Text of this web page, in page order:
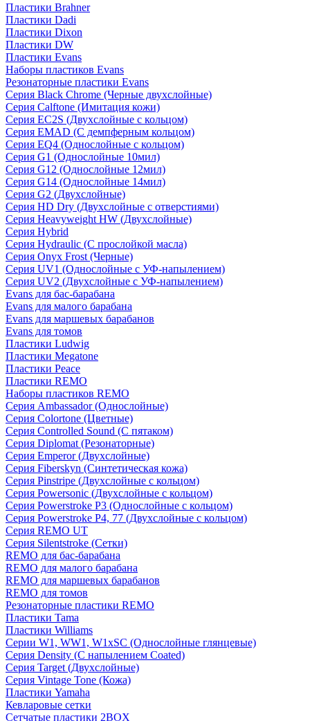
Пластики Brahner
Пластики Dadi
Пластики Dixon
Пластики DW
Пластики Evans
Наборы пластиков Evans
Резонаторные пластики Evans
Серия Black Chrome (Черные двухслойные)
Серия Calftone (Имитация кожи)
Серия EC2S (Двухслойные с кольцом)
Серия EMAD (С демпферным кольцом)
Серия EQ4 (Однослойные с кольцом)
Серия G1 (Однослойные 10мил)
Серия G12 (Однослойные 12мил)
Серия G14 (Однослойные 14мил)
Серия G2 (Двухслойные)
Серия HD Dry (Двухслойные с отверстиями)
Серия Heavyweight HW (Двухслойные)
Серия Hybrid
Серия Hydraulic (С прослойкой масла)
Серия Onyx Frost (Черные)
Серия UV1 (Однослойные с УФ-напылением)
Серия UV2 (Двухслойные с УФ-напылением)
Evans для бас-барабана
Evans для малого барабана
Evans для маршевых барабанов
Evans для томов
Пластики Ludwig
Пластики Megatone
Пластики Peace
Пластики REMO
Наборы пластиков REMO
Серия Ambassador (Однослойные)
Серия Colortone (Цветные)
Серия Controlled Sound (С пятаком)
Серия Diplomat (Резонаторные)
Серия Emperor (Двухслойные)
Серия Fiberskyn (Синтетическая кожа)
Серия Pinstripe (Двухслойные с кольцом)
Серия Powersonic (Двухслойные с кольцом)
Серия Powerstroke P3 (Однослойные с кольцом)
Серия Powerstroke P4, 77 (Двухслойные с кольцом)
Серия REMO UT
Серия Silentstroke (Сетки)
REMO для бас-барабана
REMO для малого барабана
REMO для маршевых барабанов
REMO для томов
Резонаторные пластики REMO
Пластики Tama
Пластики Williams
Серии W1, WW1, W1xSC (Однослойные глянцевые)
Серия Density (C напылением Coated)
Серия Target (Двухслойные)
Серия Vintage Tone (Кожа)
Пластики Yamaha
Кевларовые сетки
Сетчатые пластики 2BOX